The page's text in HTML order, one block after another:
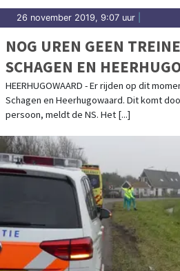
26 november 2019, 9:07 uur
NOG UREN GEEN
SCHAGEN EN
HEERHUGOWAARD - Er rijden op dit
Schagen en Heerhugowaard. Dit komt
persoon, meldt de NS. Het [...]